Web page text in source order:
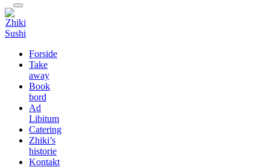
Forside
Take
away
Book
bord
Ad
Libitum
Catering
Zhiki’s
historie
Kontakt